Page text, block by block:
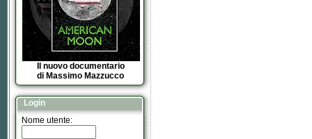
Il nuovo documentario
di Massimo Mazzucco
Login
Nome utente: